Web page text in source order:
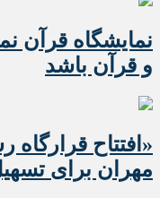
نمایشگاه قرآن
و قرآن باشد
«افتتاح قرارگاه
مهران برای